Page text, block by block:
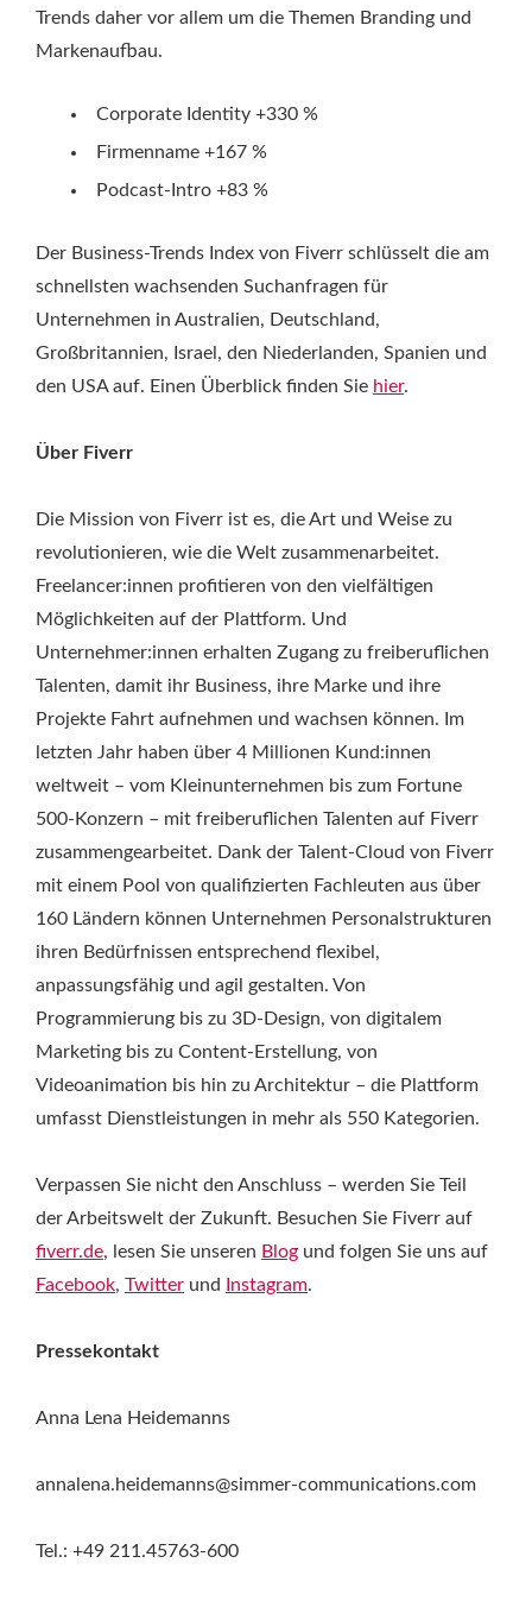
Trends daher vor allem um die Themen Branding und
Markenaufbau.
Corporate Identity +330 %
Firmenname +167 %
Podcast-Intro +83 %
Der Business-Trends Index von Fiverr schlüsselt die am
schnellsten wachsenden Suchanfragen für
Unternehmen in Australien, Deutschland,
Großbritannien, Israel, den Niederlanden, Spanien und
den USA auf. Einen Überblick finden Sie hier.
Über Fiverr
Die Mission von Fiverr ist es, die Art und Weise zu
revolutionieren, wie die Welt zusammenarbeitet.
Freelancer:innen profitieren von den vielfältigen
Möglichkeiten auf der Plattform. Und
Unternehmer:innen erhalten Zugang zu freiberuflichen
Talenten, damit ihr Business, ihre Marke und ihre
Projekte Fahrt aufnehmen und wachsen können. Im
letzten Jahr haben über 4 Millionen Kund:innen
weltweit – vom Kleinunternehmen bis zum Fortune
500-Konzern – mit freiberuflichen Talenten auf Fiverr
zusammengearbeitet. Dank der Talent-Cloud von Fiverr
mit einem Pool von qualifizierten Fachleuten aus über
160 Ländern können Unternehmen Personalstrukturen
ihren Bedürfnissen entsprechend flexibel,
anpassungsfähig und agil gestalten. Von
Programmierung bis zu 3D-Design, von digitalem
Marketing bis zu Content-Erstellung, von
Videoanimation bis hin zu Architektur – die Plattform
umfasst Dienstleistungen in mehr als 550 Kategorien.
Verpassen Sie nicht den Anschluss – werden Sie Teil
der Arbeitswelt der Zukunft. Besuchen Sie Fiverr auf
fiverr.de, lesen Sie unseren Blog und folgen Sie uns auf
Facebook, Twitter und Instagram.
Pressekontakt
Anna Lena Heidemanns
annalena.heidemanns@simmer-communications.com
Tel.: +49 211.45763-600